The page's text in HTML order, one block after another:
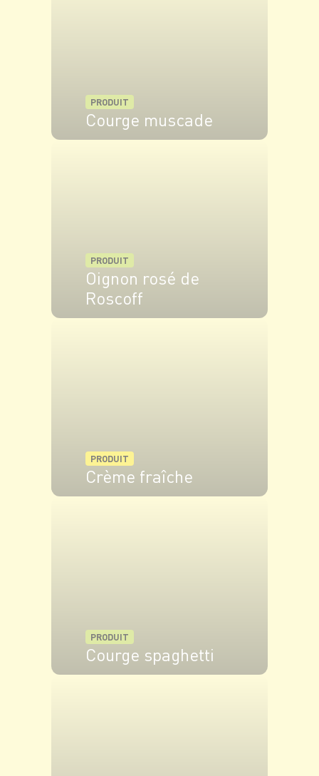
PRODUIT
Courge muscade
PRODUIT
Oignon rosé de
Roscoff
PRODUIT
Crème fraîche
PRODUIT
Courge spaghetti